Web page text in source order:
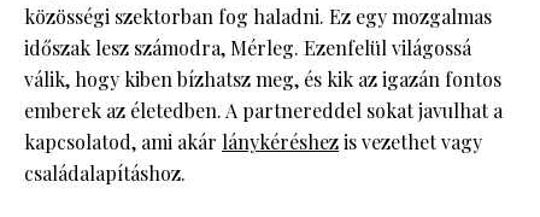
közösségi szektorban fog haladni. Ez egy mozgalmas
időszak lesz számodra, Mérleg. Ezenfelül világossá
válik, hogy kiben bízhatsz meg, és kik az igazán fontos
emberek az életedben. A partnereddel sokat javulhat a
kapcsolatod, ami akár lánykéréshezis vezethet vagy
családalapításhoz.